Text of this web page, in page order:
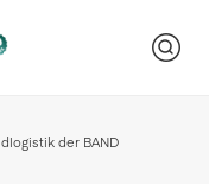
der BAND